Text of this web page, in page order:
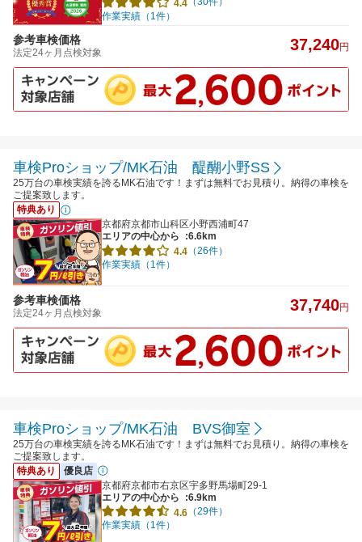
4.4
作業実績（1件）
参考車検価格
法定24ヶ月点検対象 37,240円
車検Proショップ/MK石油 醍醐小野SS
25万台の車検実績を誇るMK石油です！まずは無料でお見積り。納得の車検を
ご提案致します。
特典あり
京都府京都市山科区小野西浦町47
エリアの中心から
:6.6km
4.4 （26件）
作業実績（1件）
参考車検価格
法定24ヶ月点検対象 37,740円
車検Proショップ/MK石油 BVS御室
25万台の車検実績を誇るMK石油です！まずは無料でお見積り。納得の車検を
ご提案致します。
特典あり
優良店
京都府京都市右京区宇多野馬場町29-1
エリアの中心から
:6.9km
4.6 （29件）
作業実績（1件）